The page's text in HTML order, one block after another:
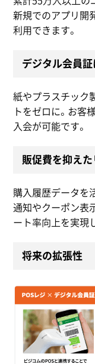
新規でのアプリ開
利用できます。
デジタル会員
紙やプラスチック
トをゼロに。お客
入会が可能です。
販促費を抑え
購入履歴データを
通知やクーポン表
ート率向上を実現
将来の拡張性